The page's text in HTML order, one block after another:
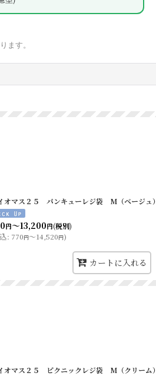
ます。
オマス２５ パンキューレジ袋 M（ベージュ）
円～13,200円(税別)
: 770円～14,520円)
カートに入れる
オマス２５ ピクニックレジ袋 M（クリーム）